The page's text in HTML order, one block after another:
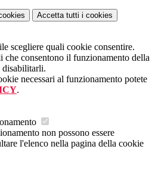
Accetta tutti i cookies
scegliere quali cookie consentire.
che consentono il funzionamento della
disabilitarli.
necessari al funzionamento potete
.
non possono essere
l'elenco nella pagina della cookie